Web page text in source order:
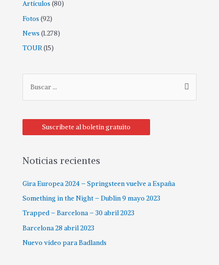
Artículos (80)
Fotos (92)
News (1.278)
TOUR(15)
Suscríbete al boletín gratuito
Noticias recientes
Gira Europea 2024 – Springsteen vuelve a España
Something in the Night – Dublin 9 mayo 2023
Trapped – Barcelona – 30 abril 2023
Barcelona 28 abril 2023
Nuevo vídeo para Badlands